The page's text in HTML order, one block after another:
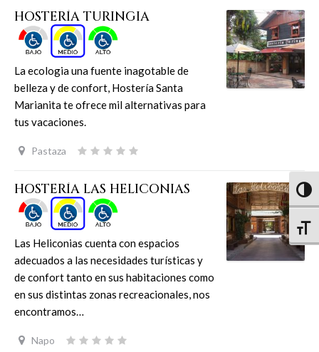
HOSTERÍA TURINGIA
La ecologia una fuente inagotable de
belleza y de confort, Hostería Santa
Marianita te ofrece mil alternativas para
tus vacaciones.
Pastaza
HOSTERÍA LAS HELICONIAS
Las Heliconias cuenta con espacios
adecuados a las necesidades turísticas y
de confort tanto en sus habitaciones como
en sus distintas zonas recreacionales, nos
encontramos…
Napo